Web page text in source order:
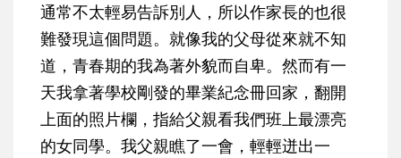
通常不太輕易告訴別人，所以作家長的也很
難發現這個問題。就像我的父母從來就不知
道，青春期的我為著外貌而自卑。然而有一
天我拿著學校剛發的畢業紀念冊回家，翻開
上面的照片欄，指給父親看我們班上最漂亮
的女同學。我父親瞧了一會，輕輕迸出一